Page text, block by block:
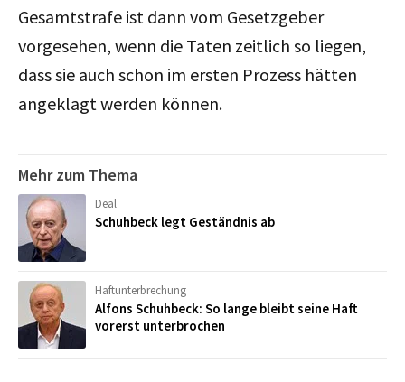
Gesamtstrafe ist dann vom Gesetzgeber
vorgesehen, wenn die Taten zeitlich so liegen,
dass sie auch schon im ersten Prozess hätten
angeklagt werden können.
Mehr zum Thema
Deal
Schuhbeck legt Geständnis ab
Haftunterbrechung
Alfons Schuhbeck: So lange bleibt seine Haft
vorerst unterbrochen